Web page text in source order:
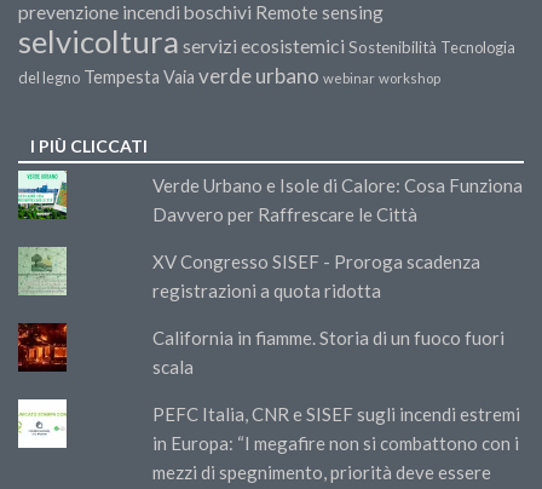
prevenzione incendi boschivi Remote sensing
selvicoltura servizi ecosistemici Sostenibilità Tecnologia
del legno Tempesta Vaia verde urbano webinar workshop
I PIÙ CLICCATI
Verde Urbano e Isole di Calore: Cosa Funziona
Davvero per Raffrescare le Città
XV Congresso SISEF - Proroga scadenza
registrazioni a quota ridotta
California in fiamme. Storia di un fuoco fuori
scala
PEFC Italia, CNR e SISEF sugli incendi estremi
in Europa: “I megafire non si combattono con i
mezzi di spegnimento, priorità deve essere